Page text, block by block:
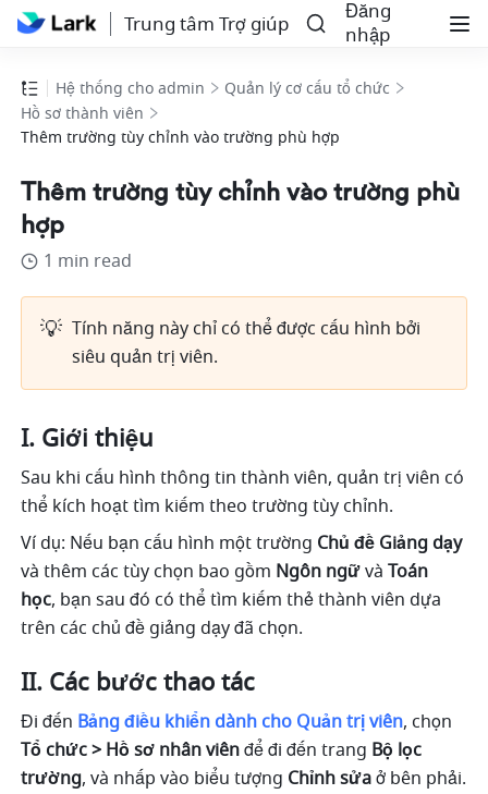
Trung tâm Trợ giúp
Đăng
nhập
Hệ thống cho admin
Quản lý cơ cấu tổ chức
Hồ sơ thành viên
Thêm trường tùy chỉnh vào trường phù hợp
Thêm trường tùy chỉnh vào trường phù
hợp
1 min read
💡 Tính năng này chỉ có thể được cấu hình bởi
siêu quản trị viên.
I. Giới thiệu
Sau khi cấu hình thông tin thành viên, quản trị viên có
thể kích hoạt tìm kiếm theo trường tùy chỉnh.
Ví dụ: Nếu bạn cấu hình một trường Chủ đề Giảng dạy
và thêm các tùy chọn bao gồm Ngôn ngữ và Toán
học, bạn sau đó có thể tìm kiếm thẻ thành viên dựa
trên các chủ đề giảng dạy đã chọn.
II. Các bước thao tác
Đi đến Bảng điều khiển dành cho Quản trị viên
Tổ chức > Hồ sơ nhân viên để đi đến trang Bộ lọc
trường, và nhấp vào biểu tượng Chỉnh sửa ở bên phải.